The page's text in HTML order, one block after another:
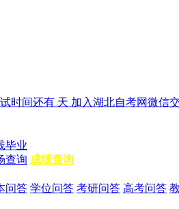
时间还有 天 加入湖北自考网微信
毕业
查询 成绩查询
问答 学位问答 考研问答 高考问答